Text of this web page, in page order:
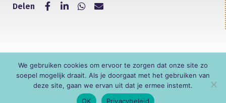
Delen
© KNR
We gebruiken cookies om ervoor te zorgen dat onze site zo
soepel mogelijk draait. Als je doorgaat met het gebruiken van
deze site, gaan we ervan uit dat je ermee instemt.
OK
Privacybeleid